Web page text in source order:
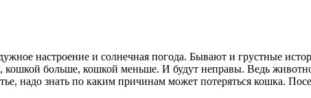
настроение и солнечная погода. Бывают и грустные
кошкой больше, кошкой меньше. И будут неправы. Ведь
надо знать по каким причинам может потеряться кошка.